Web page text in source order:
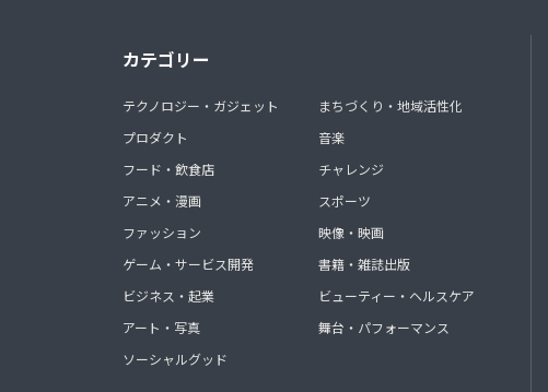
カテゴリー
テクノロジー・ガジェット
プロダクト
フード・飲食店
アニメ・漫画
ファッション
ゲーム・サービス開発
ビジネス・起業
アート・写真
ソーシャルグッド
まちづくり・地域活性化
音楽
チャレンジ
スポーツ
映像・映画
書籍・雑誌出版
ビューティー・ヘルスケア
舞台・パフォーマンス